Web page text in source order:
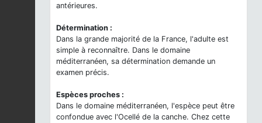
antérieures.
Détermination :
Dans la grande majorité de la France, l'adulte est
simple à reconnaître. Dans le domaine
méditerranéen, sa détermination demande un
examen précis.
Espèces proches :
Dans le domaine méditerranéen, l'espèce peut être
confondue avec l'Ocellé de la canche. Chez cette